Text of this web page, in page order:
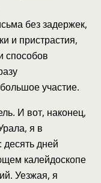
без задержек,
и пристрастия,
способов
участие.
И вот, наконец,
я в
дней
калейдоскопе
Уезжая, я